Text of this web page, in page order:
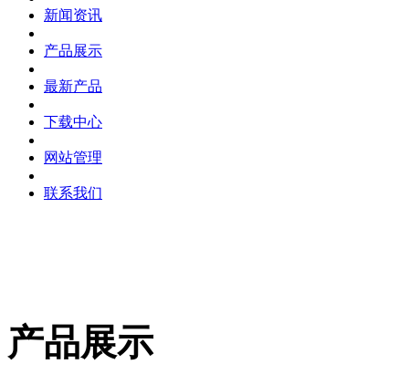
新闻资讯
产品展示
最新产品
下载中心
网站管理
联系我们
产品展示